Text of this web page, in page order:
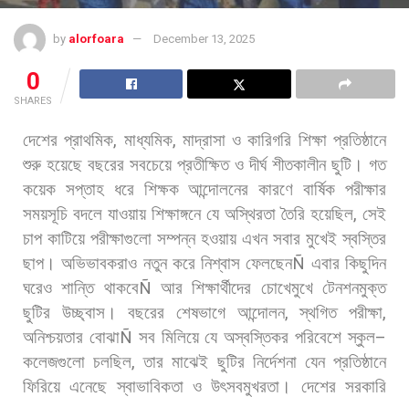
by alorfoara December 13, 2025
0
SHARES
দেশের প্রাথমিক, মাধ্যমিক, মাদ্রাসা ও কারিগরি শিক্ষা প্রতিষ্ঠানে
শুরু হয়েছে বছরের সবচেয়ে প্রতীক্ষিত ও দীর্ঘ শীতকালীন ছুটি। গত
কয়েক সপ্তাহ ধরে শিক্ষক আন্দোলনের কারণে বার্ষিক পরীক্ষার
সময়সূচি বদলে যাওয়ায় শিক্ষাঙ্গনে যে অস্থিরতা তৈরি হয়েছিল, সেই
চাপ কাটিয়ে পরীক্ষাগুলো সম্পন্ন হওয়ায় এখন সবার মুখেই স্বস্তির
ছাপ। অভিভাবকরাও নতুন করে নিশ্বাস ফেলছেনÑ এবার কিছুদিন
ঘরেও শান্তি থাকবেÑআর শিক্ষার্থীদের চোখেমুখে টেনশনমুক্ত
ছুটির
উচ্ছ্বাস। বছরের শেষভাগে আন্দোলন,স্থগিত পরীক্ষা,
অনিশ্চয়তার বোঝাÑ সব মিলিয়ে যে অস্বস্তিকর পরিবেশে স্কুল–
কলেজগুলো চলছিল,তার মাঝেই ছুটির নির্দেশনা যেন প্রতিষ্ঠানে
ফিরিয়ে এনেছে স্বাভাবিকতা ও উৎসবমুখরতা। দেশের সরকারি